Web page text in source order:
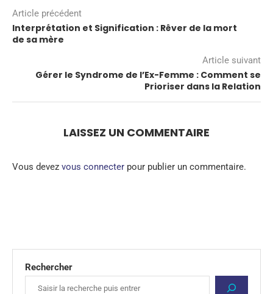
Article précédent
Interprétation et Signification : Rêver de la mort
de sa mère
Article suivant
Gérer le Syndrome de l’Ex-Femme : Comment se
Prioriser dans la Relation
LAISSEZ UN COMMENTAIRE
Vous devez vous connecter pour publier un commentaire.
Rechercher